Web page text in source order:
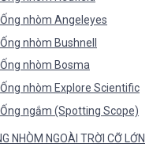
Ống nhòm Angeleyes
Ống nhòm Bushnell
Ống nhòm Bosma
Ống nhòm Explore Scientific
Ống ngắm (Spotting Scope)
NHÒM NGOÀI TRỜI CỠ LỚN